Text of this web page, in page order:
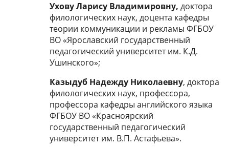
Ухову Ларису Владимировну, доктора
филологических наук, доцента кафедры
теории коммуникации и рекламы ФГБОУ
ВО «Ярославский государственный
педагогический университет им. К.Д.
Ушинского»;
Казыдуб Надежду Николаевну, доктора
филологических наук, профессора,
профессора кафедры английского языка
ФГБОУ ВО «Красноярский
государственный педагогический
университет им. В.П. Астафьева».